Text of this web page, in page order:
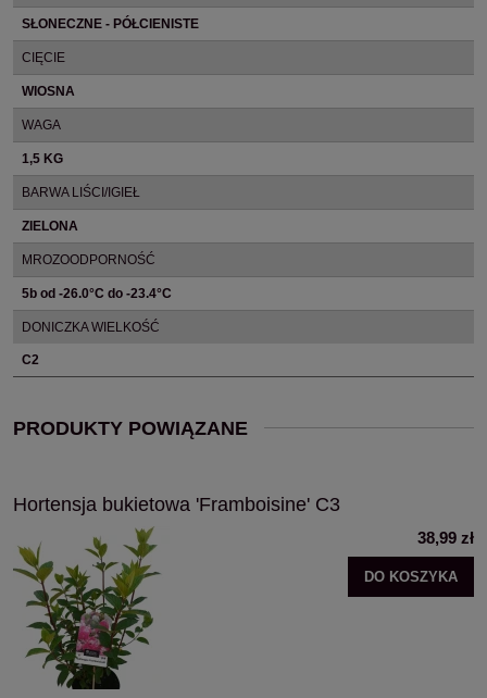
SŁONECZNE - PÓŁCIENISTE
CIĘCIE
WIOSNA
WAGA
1,5 KG
BARWA LIŚCI/IGIEŁ
ZIELONA
MROZOODPORNOŚĆ
5b od -26.0°C do -23.4°C
DONICZKA WIELKOŚĆ
C2
PRODUKTY POWIĄZANE
Hortensja bukietowa 'Framboisine' C3
38,99 zł
DO KOSZYKA